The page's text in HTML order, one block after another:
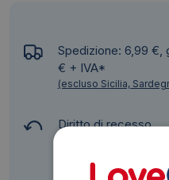
Spedizione: 6,99 €,
€ + IVA*
(escluso Sicilia,
Diritto di recesso